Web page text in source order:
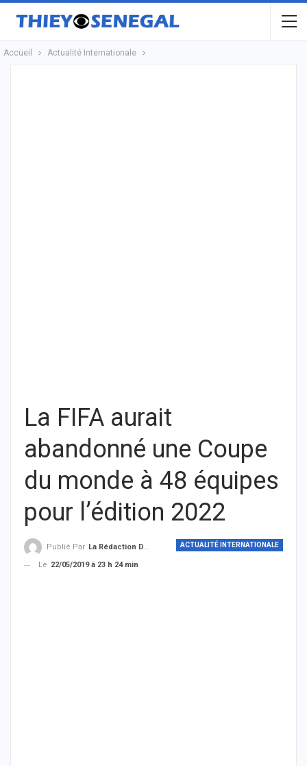
Accueil Actualité Internationale
La FIFA aurait
abandonné une Coupe
du monde à 48 équipes
pour l’édition 2022
ACTUALITÉ INTERNATIONALE
Publié Par La Rédaction De THIEYSENEGAL.com
Le 22/05/2019 à 23 h 24 min